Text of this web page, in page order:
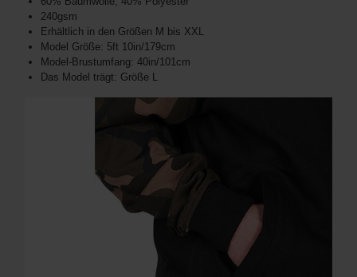
240gsm
Erhältlich in den Größen M bis XXL
Model Größe: 5ft 10in/179cm
Model-Brustumfang: 40in/101cm
Das Model trägt: Größe L